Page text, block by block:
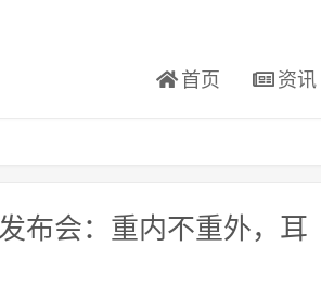
首页 资讯
布会：重内不重外，耳